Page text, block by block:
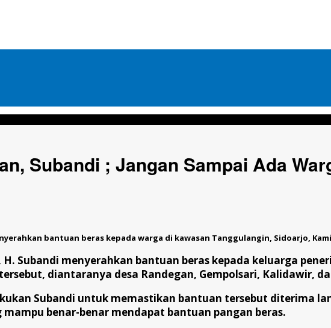
Subandi ; Jangan Sampai Ada
bantuan beras kepada warga di kawasan Tanggulangin, Sidoarjo,
Subandi menyerahkan bantuan beras kepada keluarga
diantaranya desa Randegan, Gempolsari, Kalidawir,
Subandi untuk memastikan bantuan tersebut diterima
benar-benar mendapat bantuan pangan beras.